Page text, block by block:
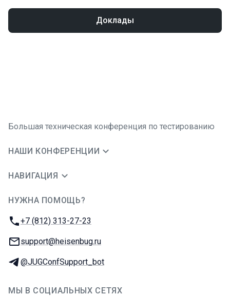
Доклады
Большая техническая конференция по тестированию
НАШИ КОНФЕРЕНЦИИ
НАВИГАЦИЯ
НУЖНА ПОМОЩЬ?
Телефон:
+7 (812) 313-27-23
E-mail:
support@heisenbug.ru
Телеграм:
@JUGConfSupport_bot
МЫ В СОЦИАЛЬНЫХ СЕТЯХ